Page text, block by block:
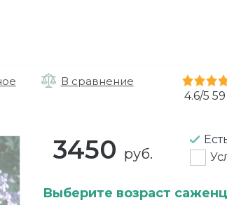
В сравнение
4.6/5 59
3450 руб.
Выберите возраст